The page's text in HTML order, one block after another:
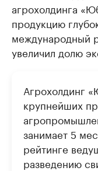
агрохолдинга
продукцию
международный
увеличил долю
Агрохолдинг
крупнейших
занимает 5
рейтинге
разведению